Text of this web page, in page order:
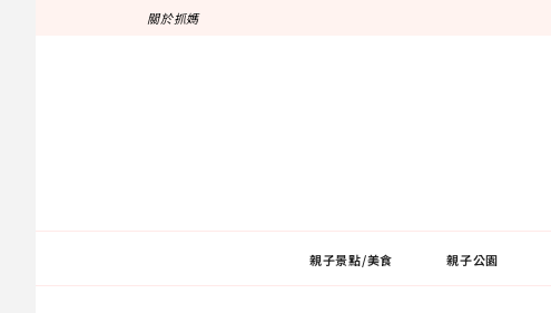
關於抓媽
親子景點/美食 親子公園